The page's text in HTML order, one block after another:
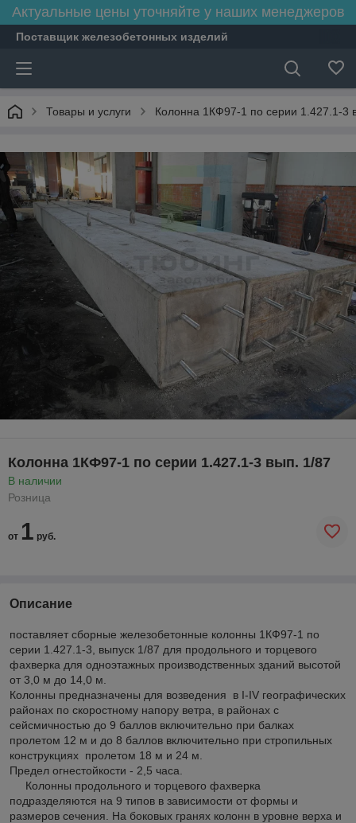
Актуальные цены уточняйте у наших менеджеров
Поставщик железобетонных изделий
Товары и услуги Колонна 1КФ97-1 по серии 1.427.1-3
Колонна 1КФ97-1 по серии 1.427.1-3 вып. 1/87
В наличии
Розница
от 1 руб.
Описание
поставляет сборные железобетонные колонны 1КФ97-1 по
серии 1.427.1-3, выпуск 1/87 для продольного и торцевого
фахверка для одноэтажных производственных зданий высотой
от 3,0 м до 14,0 м.
Колонны предназначены для возведения в I-IV географических
районах по скоростному напору ветра, в районах с
сейсмичностью до 9 баллов включительно при балках
пролетом 12 м и до 8 баллов включительно при стропильных
конструкциях пролетом 18 м и 24 м.
Предел огнестойкости - 2,5 часа.
Колонны продольного и торцевого фахверка
подразделяются на 9 типов в зависимости от формы и
размеров сечения. На боковых гранях колонн в уровне верха и